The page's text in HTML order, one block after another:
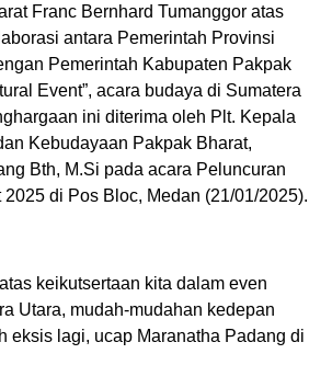
Franc Bernhard Tumanggor atas
antara Pemerintah Provinsi
Pemerintah Kabupaten Pakpak
Event”, acara budaya di Sumatera
ini diterima oleh Plt. Kepala
Kebudayaan Pakpak Bharat,
Bth, M.Si pada acara Peluncuran
di Pos Bloc, Medan (21/01/2025).
keikutsertaan kita dalam even
Utara, mudah-mudahan kedepan
eksis lagi, ucap Maranatha Padang di